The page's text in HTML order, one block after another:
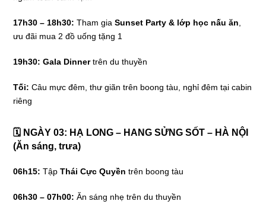
17h30 – 18h30: Tham giaSunset Party & lớp học nấu ăn,
ưu đãi mua 2 đồ uống tặng 1
19h30: Gala Dinnertrên du thuyền
Tối: Câu mực đêm, thư giãn trên boong tàu, nghỉ đêm tại cabin
riêng
🗓 NGÀY 03: HẠ LONG – HANG SỬNG SỐT – HÀ NỘI
(Ăn sáng, trưa)
06h15: TậpThái Cực Quyền trên boong tàu
06h30 – 07h00: Ăn sáng nhẹ trên du thuyền